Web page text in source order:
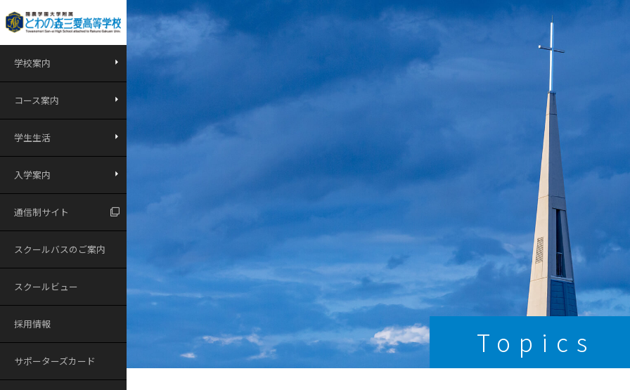
学校案内
コース案内
学生生活
入学案内
通信制サイト
スクールバスのご案内
スクールビュー
採用情報
サポーターズカード
Topics